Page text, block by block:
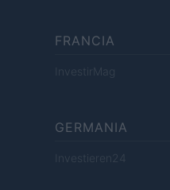
FRANCIA
InvestirMag
GERMANIA
Investieren24